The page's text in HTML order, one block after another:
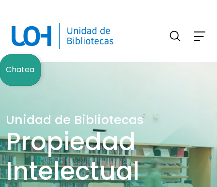
Unidad de Bibliotecas
Propiedad
Intelectual
Chatea